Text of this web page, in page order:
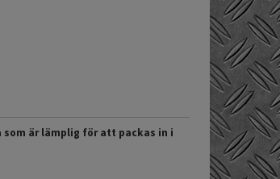
är lämplig för att packas in i